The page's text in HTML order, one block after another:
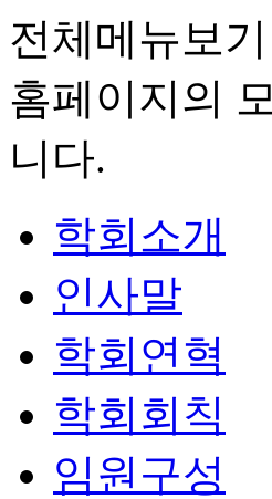
전체메뉴보기
홈페이지의
니다.
학회소개
인사말
학회연혁
학회회칙
임원구성